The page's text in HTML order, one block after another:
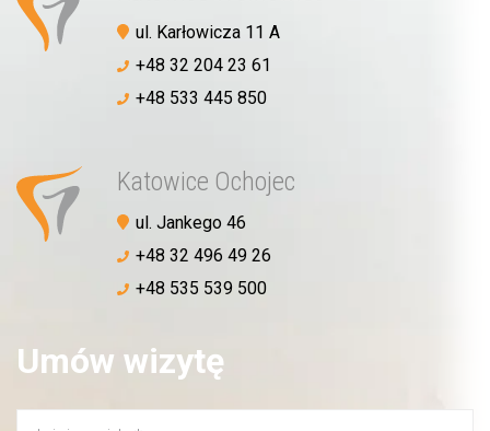
ul. Karłowicza 11 A
+48 32 204 23 61
+48 533 445 850
Katowice Ochojec
ul. Jankego 46
+48 32 496 49 26
+48 535 539 500
Umów wizytę